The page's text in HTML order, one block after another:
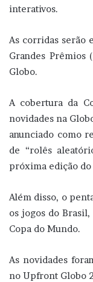
interativos.
As corridas serão
Grandes Prêmios
Globo.
A cobertura da
novidades na
anunciado como
de “rolês
próxima edição
Além disso, o
os jogos do
Copa do Mundo.
As novidades
no Upfront Globo